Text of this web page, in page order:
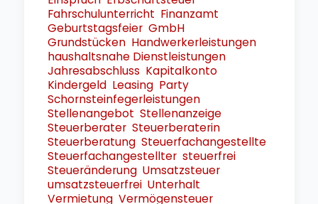
Fahrschulunterricht Finanzamt
Geburtstagsfeier GmbH
Grundstücken Handwerkerleistungen
haushaltsnahe Dienstleistungen
Jahresabschluss Kapitalkonto
Kindergeld Leasing Party
Schornsteinfegerleistungen
Stellenangebot Stellenanzeige
Steuerberater Steuerberaterin
Steuerberatung Steuerfachangestellte
Steuerfachangestellter steuerfrei
Steueränderung Umsatzsteuer
umsatzsteuerfrei Unterhalt
Vermietung Vermögensteuer